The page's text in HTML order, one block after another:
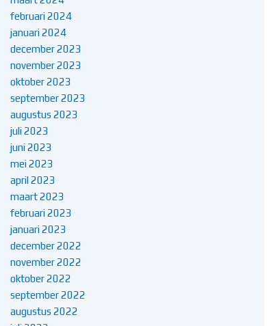
februari 2024
januari 2024
december 2023
november 2023
oktober 2023
september 2023
augustus 2023
juli 2023
juni 2023
mei 2023
april 2023
maart 2023
februari 2023
januari 2023
december 2022
november 2022
oktober 2022
september 2022
augustus 2022